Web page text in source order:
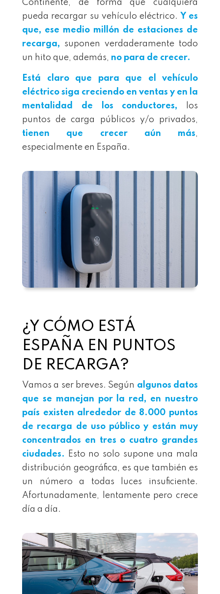
Continente, de forma que cualquiera
pueda recargar su vehículo eléctrico. Y es
que, ese medio millón de estaciones de
recarga, suponen verdaderamente todo
un hito que, además, no para de crecer.
Está claro que para que el vehículo
eléctrico siga creciendo en ventas y en la
mentalidad de los conductores, los
puntos de carga públicos y/o privados,
tienen que crecer aún más,
especialmente en España.
¿Y CÓMO ESTÁ
ESPAÑA EN PUNTOS
DE RECARGA?
Vamos a ser breves. Según algunos datos
que se manejan por la red, en nuestro
país existen alrededor de 8.000 puntos
de recarga de uso público y están muy
concentrados en tres o cuatro grandes
ciudades.
Esto no solo supone una mala
distribución geográfica, es que también es
un número a todas luces insuficiente.
Afortunadamente, lentamente pero crece
día a día.